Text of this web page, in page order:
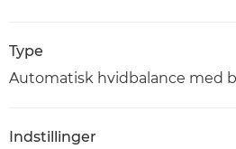
Type
Automatisk hvidbalance med
Indstillinger